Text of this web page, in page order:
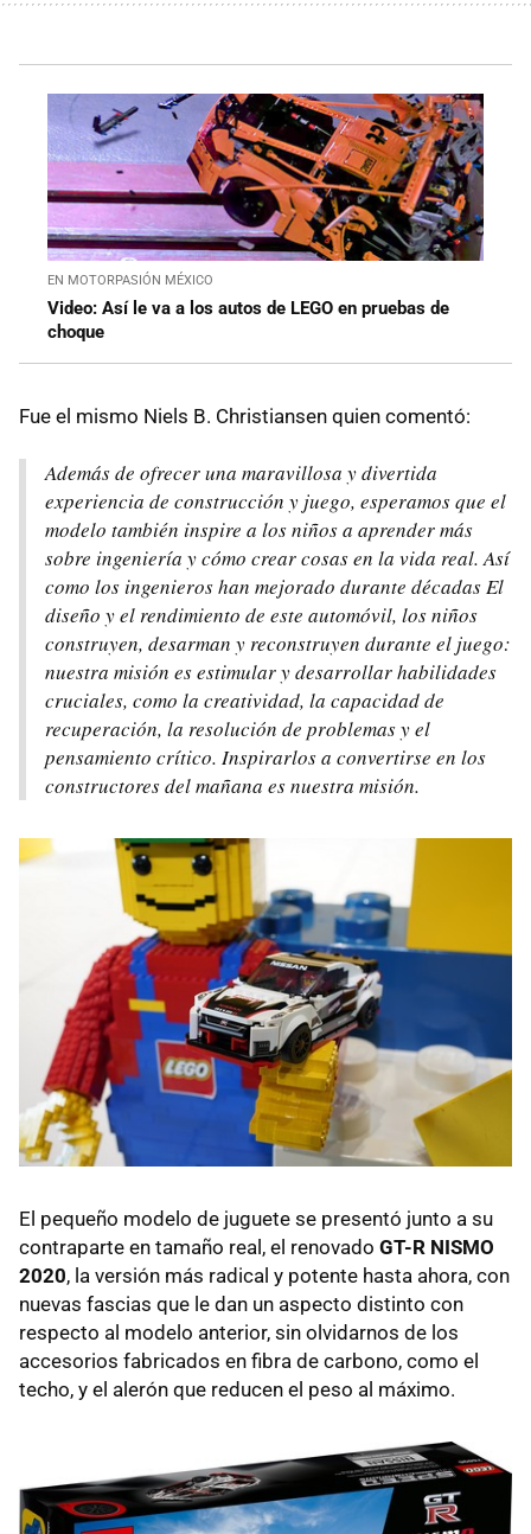
EN MOTORPASIÓN MÉXICO
Video: Así le va a los autos de LEGO en pruebas de
choque
Fue el mismo Niels B. Christiansen quien comentó:
Además de ofrecer una maravillosa y divertida
experiencia de construcción y juego, esperamos que el
modelo también inspire a los niños a aprender más
sobre ingeniería y cómo crear cosas en la vida real. Así
como los ingenieros han mejorado durante décadas El
diseño y el rendimiento de este automóvil, los niños
construyen, desarman y reconstruyen durante el juego:
nuestra misión es estimular y desarrollar habilidades
cruciales, como la creatividad, la capacidad de
recuperación, la resolución de problemas y el
pensamiento crítico. Inspirarlos a convertirse en los
constructores del mañana es nuestra misión.
El pequeño modelo de juguete se presentó junto a su
contraparte en tamaño real, el renovado GT-R NISMO
2020, la versión más radical y potente hasta ahora, con
nuevas fascias que le dan un aspecto distinto con
respecto al modelo anterior, sin olvidarnos de los
accesorios fabricados en fibra de carbono, como el
techo, y el alerón que reducen el peso al máximo.